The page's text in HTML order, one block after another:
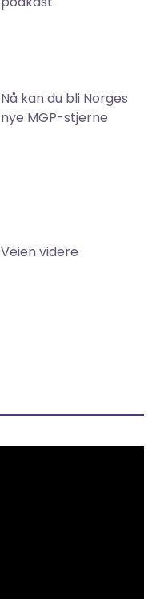
Nå kan du bli Norges
nye MGP-stjerne
Veien videre